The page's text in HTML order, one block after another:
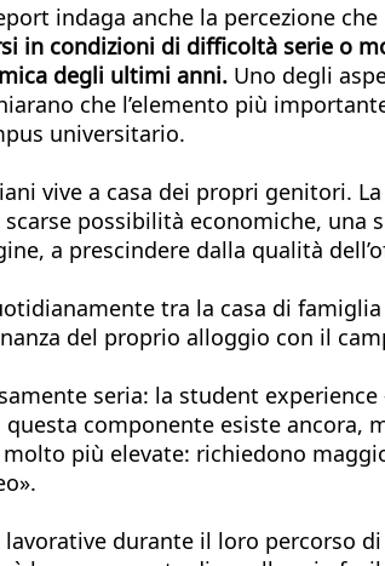
indaga anche la percezione
in condizioni di difficoltà serie o
degli ultimi anni. Uno degli
che l’elemento più
universitario.
vive a casa dei propri genitori.
possibilità economiche, una
a prescindere dalla qualità
tra la casa di
del proprio alloggio con il
seria: la student experience
componente esiste ancora,
più elevate: richiedono
durante il loro percorso